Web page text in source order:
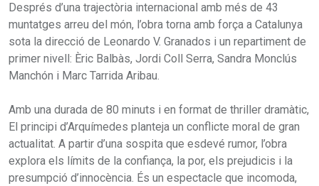
Després d’una trajectòria internacional amb més de 43
muntatges arreu del món, l’obra torna amb força a Catalunya
sota la direcció de Leonardo V. Granados i un repartiment de
primer nivell: Èric Balbàs, Jordi Coll Serra, Sandra Monclús
Manchón i Marc Tarrida Aribau.
Amb una durada de 80 minuts i en format de thriller dramàtic,
El principi d’Arquímedes planteja un conflicte moral de gran
actualitat. A partir d’una sospita que esdevé rumor, l’obra
explora els límits de la confiança, la por, els prejudicis i la
presumpció d’innocència. És un espectacle que incomoda,